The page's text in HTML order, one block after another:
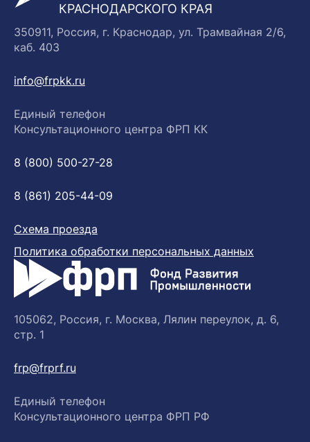
КРАСНОДАРСКОГО КРАЯ
350911, Россия, г. Краснодар, ул. Трамвайная 2/6,
каб. 403
info@frpkk.ru
Единый телефон
Консультационного центра ФРП КК
8 (800) 500-27-28
8 (861) 205-44-09
Схема проезда
Политика обработки персональных данных
105062, Россия, г. Москва, Лялин переулок, д. 6,
стр. 1
frp@frprf.ru
Единый телефон
Консультационного центра ФРП РФ